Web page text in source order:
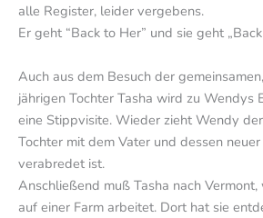
alle Register, leider vergebens.
Er geht “Back to Her” und sie geht
Auch aus dem Besuch der
jährigen Tochter Tasha wird zu Wendys
eine Stippvisite. Wieder zieht Wendy
Tochter mit dem Vater und dessen
verabredet ist.
Anschließend muß Tasha nach
auf einer Farm arbeitet. Dort hat sie